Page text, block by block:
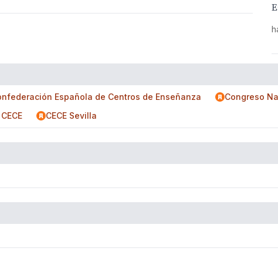
Española de Centros de Enseñanza
Congreso
CECE Sevilla